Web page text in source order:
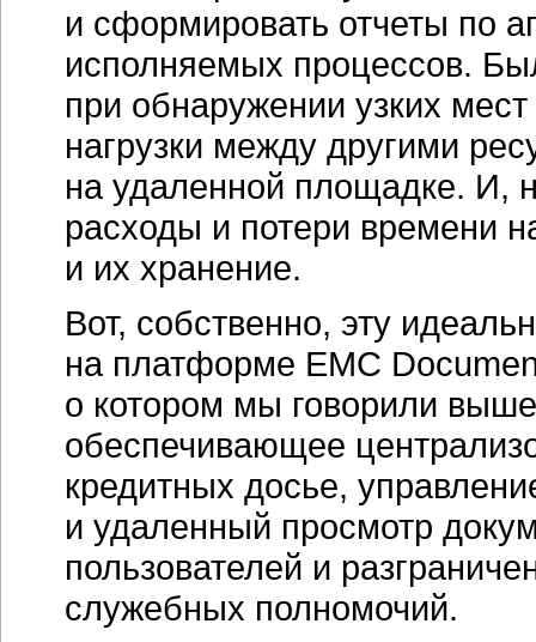
и сформировать отчеты по
исполняемых процессов.
при обнаружении узких
нагрузки между другими
на удаленной площадке. И,
расходы и потери времени
и их хранение.
Вот, собственно, эту
на платформе EMC
о котором мы говорили
обеспечивающее
кредитных досье,
и удаленный просмотр
пользователей и
служебных полномочий.